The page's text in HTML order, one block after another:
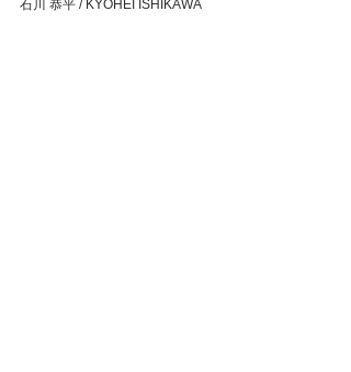
石川 恭平 / KYOHEI ISHIKAWA